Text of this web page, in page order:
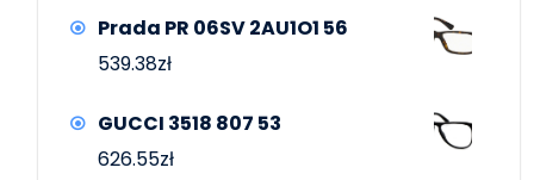
Prada PR 06SV 2AU1O1 56
539.38zł
GUCCI 3518 807 53
626.55zł